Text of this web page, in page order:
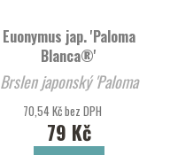
Euonymus jap. 'Paloma
Blanca®'
Brslen japonský 'Paloma
Blanca®'
70,54 Kč bez DPH
79 Kč